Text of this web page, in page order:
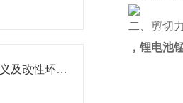
环氧树脂改性的意义及改性环氧树脂研磨分散机的相关介绍
二、剪切
，锂电池